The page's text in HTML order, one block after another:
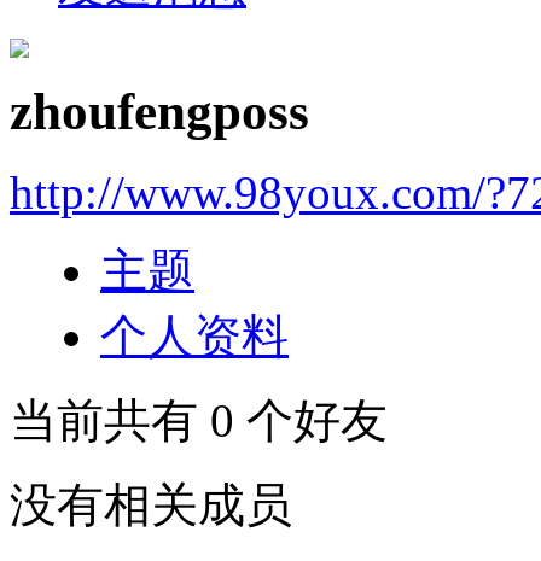
zhoufengposs
http://www.98youx.com/
主题
个人资料
当前共有 0 个好友
没有相关成员